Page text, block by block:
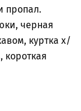
пропал.
черная
куртка х/
короткая